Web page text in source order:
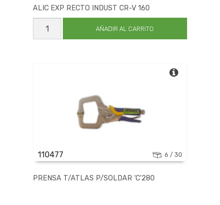
ALIC EXP RECTO INDUST CR-V 160
ALIC
EXP
RECTO
AÑADIR AL CARRITO
110477 6 / 30
PRENSA T/ATLAS P/SOLDAR ‘C’280